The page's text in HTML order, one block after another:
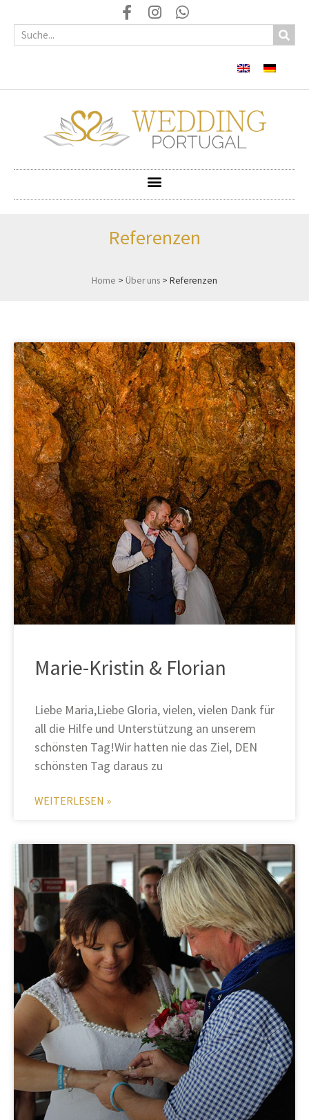
Referenzen
Home > Über uns > Referenzen
Marie-Kristin & Florian
Liebe Maria,Liebe Gloria, vielen, vielen Dank für
all die Hilfe und Unterstützung an unserem
schönsten Tag!Wir hatten nie das Ziel, DEN
schönsten Tag daraus zu
WEITERLESEN »